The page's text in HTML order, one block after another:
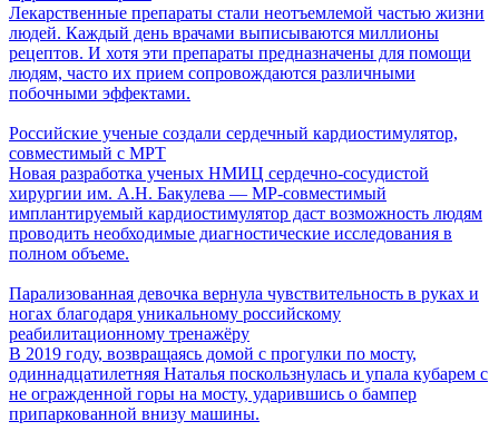
Лекарственные препараты стали неотъемлемой частью жизни
людей. Каждый день врачами выписываются миллионы
рецептов. И хотя эти препараты предназначены для помощи
людям, часто их прием сопровождаются различными
побочными эффектами.
Российские ученые создали сердечный кардиостимулятор,
совместимый с МРТ
Новая разработка ученых НМИЦ сердечно-сосудистой
хирургии им. А.Н. Бакулева — МР-совместимый
имплантируемый кардиостимулятор даст возможность людям
проводить необходимые диагностические исследования в
полном объеме.
Парализованная девочка вернула чувствительность в руках и
ногах благодаря уникальному российскому
реабилитационному тренажёру
В 2019 году, возвращаясь домой с прогулки по мосту,
одиннадцатилетняя Наталья поскользнулась и упала кубарем с
не огражденной горы на мосту, ударившись о бампер
припаркованной внизу машины.